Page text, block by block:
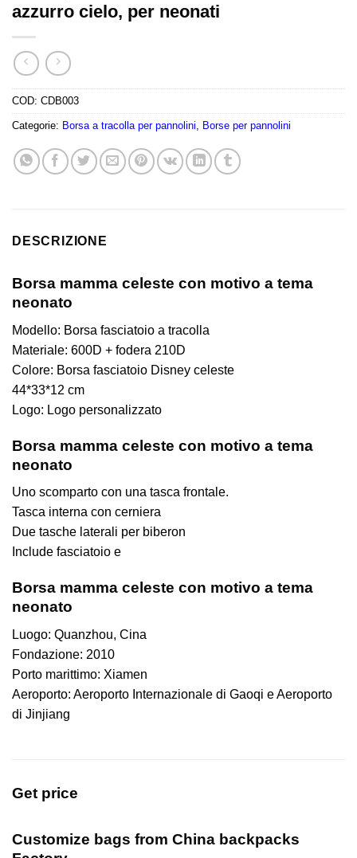
azzurro cielo, per neonati
COD: CDB003
Categorie: Borsa a tracolla per pannolini, Borse per pannolini
DESCRIZIONE
Borsa mamma celeste con motivo a tema
neonato
Modello: Borsa fasciatoio a tracolla
Materiale: 600D + fodera 210D
Colore: Borsa fasciatoio Disney celeste
44*33*12 cm
Logo: Logo personalizzato
Borsa mamma celeste con motivo a tema
neonato
Uno scomparto con una tasca frontale.
Tasca interna con cerniera
Due tasche laterali per biberon
Include fasciatoio e
Borsa mamma celeste con motivo a tema
neonato
Luogo: Quanzhou, Cina
Fondazione: 2010
Porto marittimo: Xiamen
Aeroporto: Aeroporto Internazionale di Gaoqi e Aeroporto
di Jinjiang
Get price
Customize bags from China backpacks